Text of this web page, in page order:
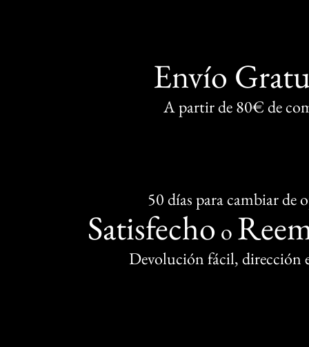
Envío
A partir de 80€ de
50 días para cambiar de
Satisfecho o
Devolución fácil, dirección